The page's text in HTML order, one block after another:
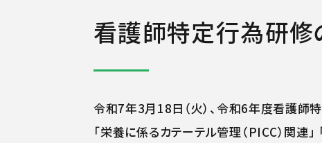
看護師特定行為研修
令和7年3月18日（火）、令和6年度看護師
「栄養に係るカテーテル管理（PICC）関連